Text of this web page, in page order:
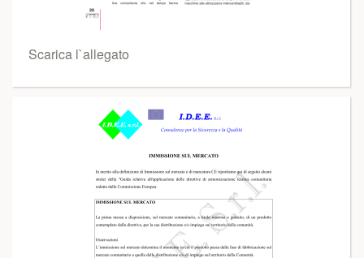
Scarica l`allegato